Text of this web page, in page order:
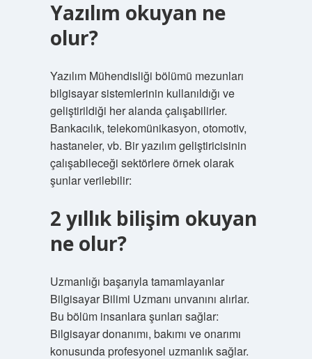
Yazılım okuyan ne
olur?
Yazılım Mühendisliği bölümü mezunları
bilgisayar sistemlerinin kullanıldığı ve
geliştirildiği her alanda çalışabilirler.
Bankacılık, telekomünikasyon, otomotiv,
hastaneler, vb. Bir yazılım geliştiricisinin
çalışabileceği sektörlere örnek olarak
şunlar verilebilir:
2 yıllık bilişim okuyan
ne olur?
Uzmanlığı başarıyla tamamlayanlar
Bilgisayar Bilimi Uzmanı unvanını alırlar.
Bu bölüm insanlara şunları sağlar:
Bilgisayar donanımı, bakımı ve onarımı
konusunda profesyonel uzmanlık sağlar.